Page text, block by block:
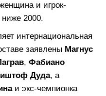
и игрок-
2000.
интернациональная
заявлены Магнус
, Фабиано
Дуда, а
и экс-чемпионка